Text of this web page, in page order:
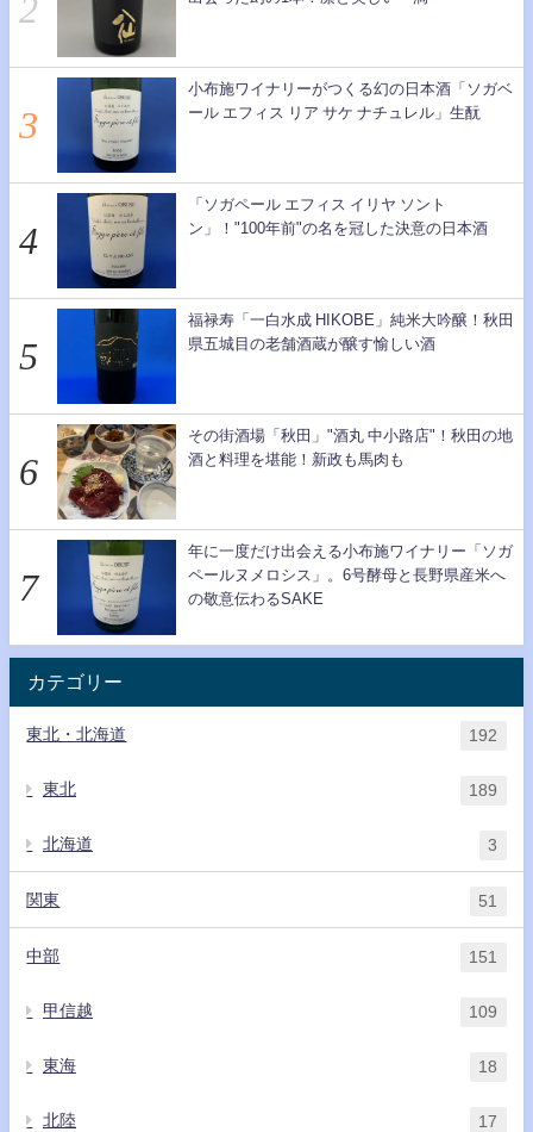
小布施ワイナリーがつくる幻の日本酒「ソガベ
ール エフィス リア サケ ナチュレル」生酛
「ソガペール エフィス イリヤ ソント
ン」！"100年前"の名を冠した決意の日本酒
福禄寿「一白水成 HIKOBE」純米大吟醸！秋田
県五城目の老舗酒蔵が醸す愉しい酒
その街酒場「秋田」"酒丸 中小路店"！秋田の地
酒と料理を堪能！新政も馬肉も
年に一度だけ出会える小布施ワイナリー「ソガ
ペールヌメロシス」。6号酵母と長野県産米へ
の敬意伝わるSAKE
カテゴリー
東北・北海道 192
東北 189
北海道 3
関東 51
中部 151
甲信越 109
東海 18
北陸 17